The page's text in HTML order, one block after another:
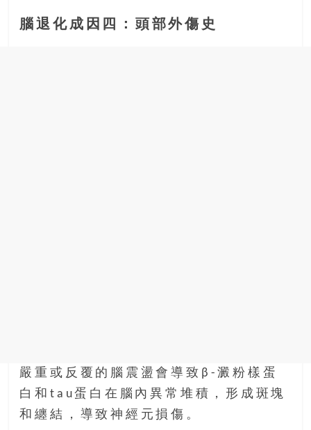
腦退化成因四：頭部外傷史
嚴重或反覆的腦震盪會導致β-澱粉樣蛋
白和tau蛋白在腦內異常堆積，形成斑塊
和纏結，導致神經元損傷。